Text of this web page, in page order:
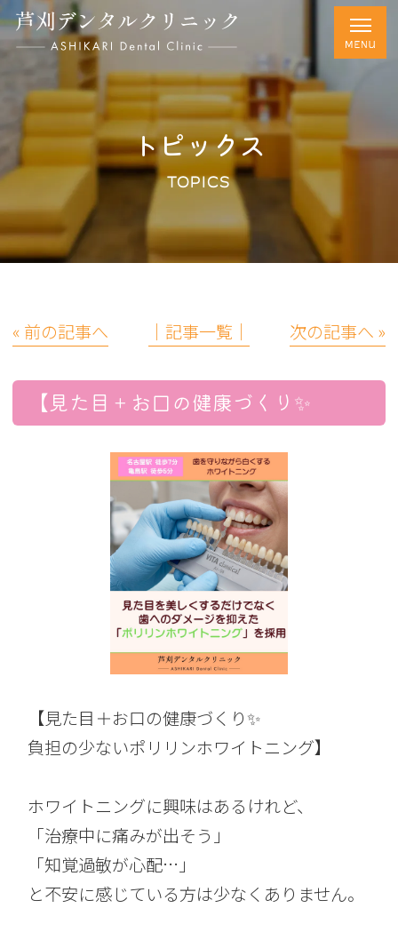
トピックス
TOPICS
« 前の記事へ │記事一覧│ 次の記事へ »
【見た目＋お口の健康づくり✨
【見た目＋お口の健康づくり✨
負担の少ないポリリンホワイトニング】
ホワイトニングに興味はあるけれど、
「治療中に痛みが出そう」
「知覚過敏が心配…」
と不安に感じている方は少なくありません。